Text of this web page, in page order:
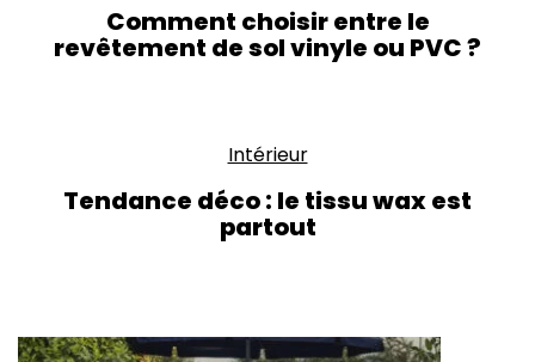
Comment choisir entre le
revêtement de sol vinyle ou PVC ?
Intérieur
Tendance déco : le tissu wax est
partout